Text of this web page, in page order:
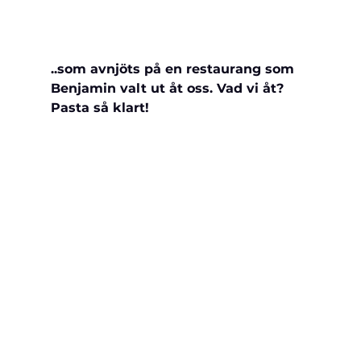
..som avnjöts på en restaurang som
Benjamin valt ut åt oss. Vad vi åt?
Pasta så klart!